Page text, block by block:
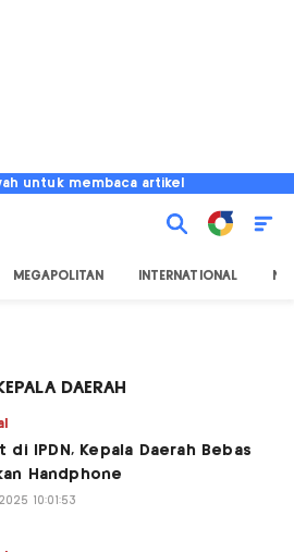
untuk membaca artikel
MEGAPOLITAN INTERNATIONAL
DAERAH
di IPDN, Kepala Daerah Bebas
Handphone
10:01:53